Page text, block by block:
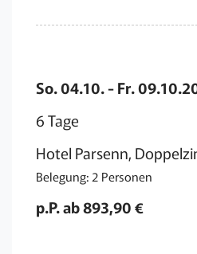
So. 04.10. - Fr.
6 Tage
Hotel Parsenn,
Belegung: 2 Personen
p.P. ab 893,90 €